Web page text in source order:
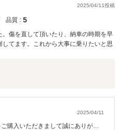
2025/04/11投稿
品質 : 5
傷を直して頂いたり、納車の時期を早
てます。これから大事に乗りたいと思
2025/04/11
購入いただきまして誠にありがと